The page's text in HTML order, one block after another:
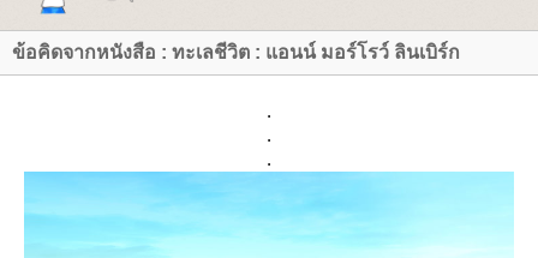
ข้อคิดจากหนังสือ : ทะเลชีวิต : แอนน์ มอร์โรว์ ลินเบิร์ก
.
.
.